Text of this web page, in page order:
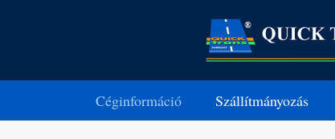
Céginformáció Szállítmányozás